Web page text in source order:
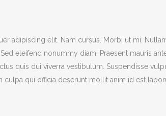
adipiscing elit. Nam cursus. Morbi ut mi.
eleifend nonummy diam. Praesent mauris
quis dui viverra vestibulum. Suspendisse
culpa qui officia deserunt mollit anim id est